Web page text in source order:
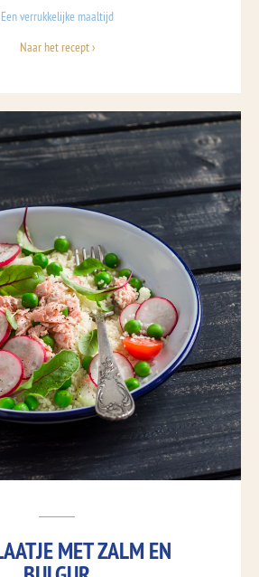
Een verrukkelijke maaltijd
Naar het recept ›
MET ZALM EN